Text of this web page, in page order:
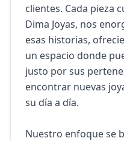
clientes. Cada pieza
Dima Joyas, nos
esas historias,
un espacio donde
justo por sus
encontrar nuevas
su día a día.
Nuestro enfoque se